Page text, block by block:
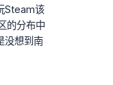
Steam该
的分布中
没想到南